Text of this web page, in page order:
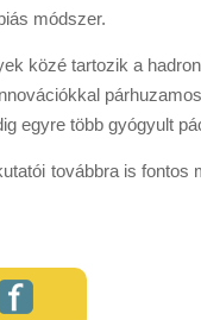
módszer.
közé tartozik a
egyre több gyógyult
továbbra is